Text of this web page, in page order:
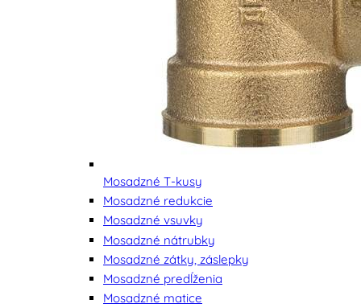
Mosadzné T-kusy
Mosadzné redukcie
Mosadzné vsuvky
Mosadzné nátrubky
Mosadzné zátky, záslepky
Mosadzné predĺženia
Mosadzné matice